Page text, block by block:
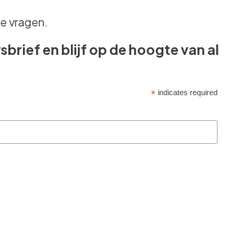
vragen.
en blijf op de hoogte van al
* indicates required